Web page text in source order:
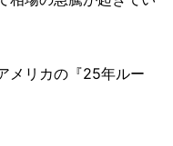
メリカの『25年ルー